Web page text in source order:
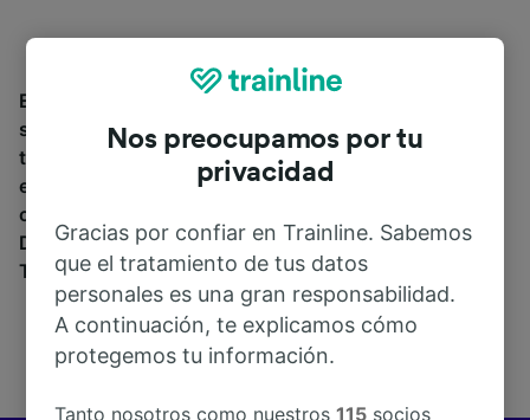
Encuentra información sobre la estación y sus
servicios, comprueba los horarios de tren y reserva
tus billetes desde o hacia Sejstrup St.. Trainline opera
en 45 países y vende billetes de más de 270
compañías de tren y autobús incluyendo
Descubre a dónde puedes ir desde Sejstrup St. con
Trainline.
Nos preocupamos por tu
privacidad
Gracias por confiar en Trainline. Sabemos
que el tratamiento de tus datos
personales es una gran responsabilidad.
A continuación, te explicamos cómo
protegemos tu información.
Tanto nosotros como nuestros115 socios